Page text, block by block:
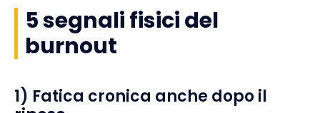
5 segnali fisici del
burnout
1) Fatica cronica anche dopo il